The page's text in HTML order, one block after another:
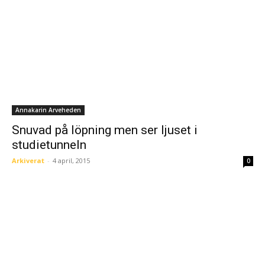
Annakarin Arveheden
Snuvad på löpning men ser ljuset i
studietunneln
Arkiverat - 4 april, 2015 0